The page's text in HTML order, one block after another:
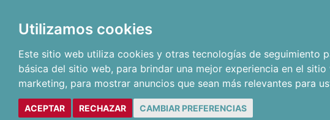
Utilizamos cookies
Este sitio web utiliza cookies y otras tecnologías de seguimiento
básica del sitio web, para brindar una mejor experiencia en el sitio
marketing, para mostrar anuncios que sean más relevantes para
ACEPTAR RECHAZAR CAMBIAR PREFERENCIAS